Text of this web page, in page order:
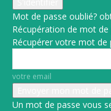
Mot de passe oublié?
Récupération de mot de
Récupérer votre mot de
votre email
Un mot de passe vous